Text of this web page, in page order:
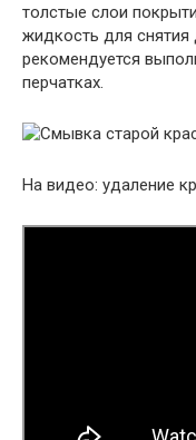
толстые слои
жидкость для снятия
рекомендуется
перчатках.
На видео: удаление